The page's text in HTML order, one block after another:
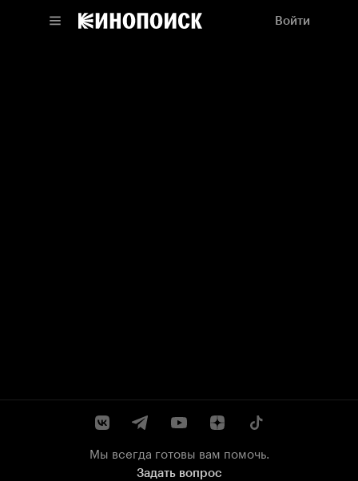
Войти
Мы всегда готовы вам помочь.
Задать вопрос